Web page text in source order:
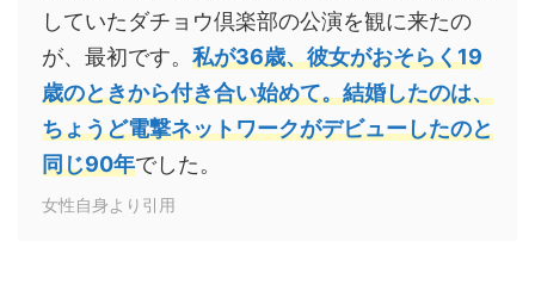
していたダチョウ倶楽部の公演を観に来たの
が、最初です。 私が36歳、彼女がおそらく19
歳のときから付き合い始めて。結婚したのは、
ちょうど電撃ネットワークがデビューしたのと
同じ90年でした。
女性自身より引用